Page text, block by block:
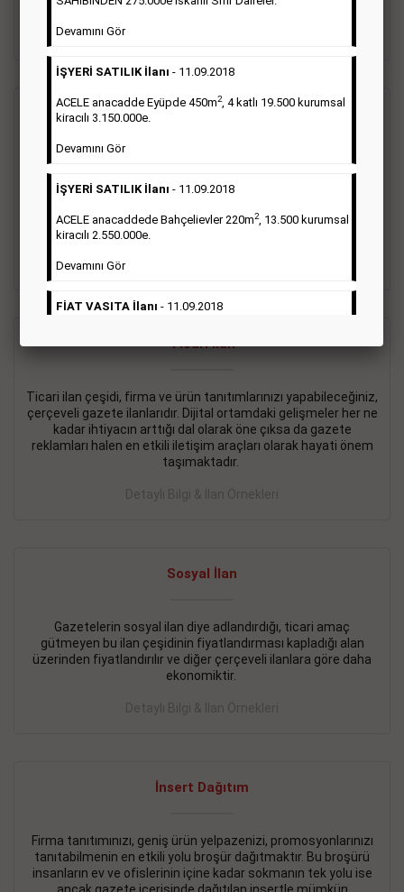
Detaylı Bilgi & İlan Örnekleri
Vasıta İlanı
Sarı sayfa ilanlar alım- satım, duyuru, mini reklam şeklinde
ifade edilebilen ilanlardır. Gazetelerin tirajını önemli ölçüde
etkilerler ve gazete gelirlerinin de önemli bir bölümünü
oluştururlar.Sabah sarı sayfa eleman ilanlarında 6 kelime
sayısı şartı aranmamaktadır.
Detaylı Bilgi & İlan Örnekleri
Ticari İlan
Ticari ilan çeşidi, firma ve ürün tanıtımlarınızı yapabileceğiniz,
çerçeveli gazete ilanlarıdır. Dijital ortamdaki gelişmeler her ne
kadar ihtiyacın arttığı dal olarak öne çıksa da gazete
reklamları halen en etkili iletişim araçları olarak hayati önem
taşımaktadır.
Detaylı Bilgi & İlan Örnekleri
Sosyal İlan
Gazetelerin sosyal ilan diye adlandırdığı, ticari amaç
gütmeyen bu ilan çeşidinin fiyatlandırması kapladığı alan
üzerinden fiyatlandırılır ve diğer çerçeveli ilanlara göre daha
ekonomiktir.
Detaylı Bilgi & İlan Örnekleri
İnsert Dağıtım
Firma tanıtımınızı, geniş ürün yelpazenizi, promosyonlarınızı
tanıtabilmenin en etkili yolu broşür dağıtmaktır. Bu broşürü
insanların ev ve ofislerinin içine kadar sokmanın tek yolu ise
Devamını Gör
İŞYERİ SATILIK İlanı - 11.09.2018
ACELE anacadde Eyüpde 450m2, 4 katlı 19.500 kurumsal
kiracılı 3.150.000e.
Devamını Gör
İŞYERİ SATILIK İlanı - 11.09.2018
ACELE anacaddede Bahçelievler 220m2, 13.500 kurumsal
kiracılı 2.550.000e.
Devamını Gör
FİAT VASITA İlanı - 11.09.2018
2.800.000e kurumsal mağaza.
BAKIRKÖY SATILIK İlanı- 11.09.2018
KARTALTEPEde kelepir 2+ 1 satılık daire
İŞYERİ KİRALIK İlanı - 11.09.2018
BEYLİKDÜZÜ Kavaklıda 4 katlı bina
DEVREMÜLK KİRALIK İlanı- 11.09.2018
SİNYE Tekstile Şoförlüğü olan 35 yaşını aşmamış, Depo